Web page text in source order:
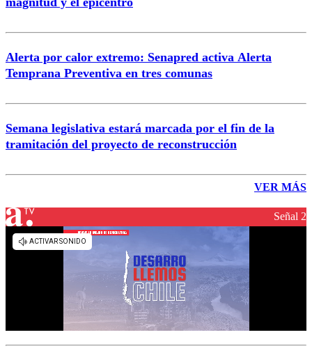
Alerta por calor extremo: Senapred activa Alerta
Temprana Preventiva en tres comunas
Semana legislativa estará marcada por el fin de la
tramitación del proyecto de reconstrucción
VER MÁS
Señal 2